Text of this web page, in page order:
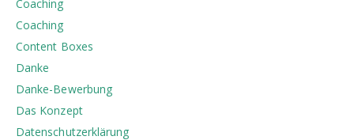
Coaching
Coaching
Content Boxes
Danke
Danke-Bewerbung
Das Konzept
Datenschutzerklärung